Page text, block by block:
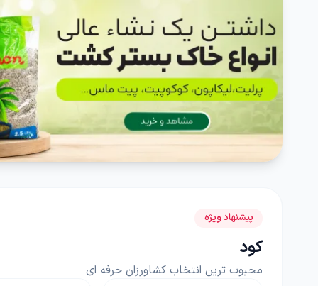
پیشنهاد ویژه
کود
محبوب ترین انتخاب کشاورزان حرفه ای